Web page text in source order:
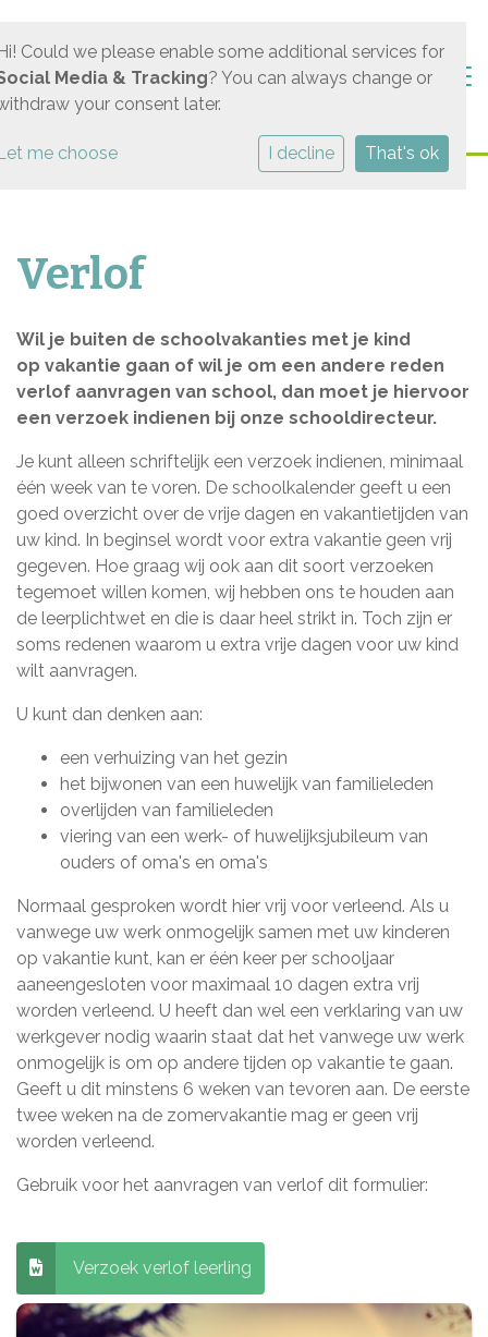
Verlof
Wil je buiten de schoolvakanties met je kind
op vakantie gaan of wil je om een andere reden
verlof aanvragen van school, dan moet je hiervoor
een verzoek indienen bij onze schooldirecteur.
Je kunt alleen schriftelijk een verzoek indienen, minimaal
één week van te voren. De schoolkalender geeft u een
goed overzicht over de vrije dagen en vakantietijden van
uw kind. In beginsel wordt voor extra vakantie geen vrij
gegeven. Hoe graag wij ook aan dit soort verzoeken
tegemoet willen komen, wij hebben ons te houden aan
de leerplichtwet en die is daar heel strikt in. Toch zijn er
soms redenen waarom u extra vrije dagen voor uw kind
wilt aanvragen.
U kunt dan denken aan:
een verhuizing van het gezin
het bijwonen van een huwelijk van familieleden
overlijden van familieleden
viering van een werk- of huwelijksjubileum van
ouders of oma's en oma's
Normaal gesproken wordt hier vrij voor verleend. Als u
vanwege uw werk onmogelijk samen met uw kinderen
op vakantie kunt, kan er één keer per schooljaar
aaneengesloten voor maximaal 10 dagen extra vrij
worden verleend. U heeft dan wel een verklaring van uw
werkgever nodig waarin staat dat het vanwege uw werk
onmogelijk is om op andere tijden op vakantie te gaan.
Geeft u dit minstens 6 weken van tevoren aan. De eerste
twee weken na de zomervakantie mag er geen vrij
worden verleend.
Gebruik voor het aanvragen van verlof dit formulier:
Verzoek verlof leerling
Could we please enable some additional services for
Media & Tracking? You can always change or
your consent later.
me choose I decline That's ok